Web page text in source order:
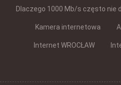
Dlaczego 1000 Mb/s często nie
Kamera internetowa
Internet WROCŁAW